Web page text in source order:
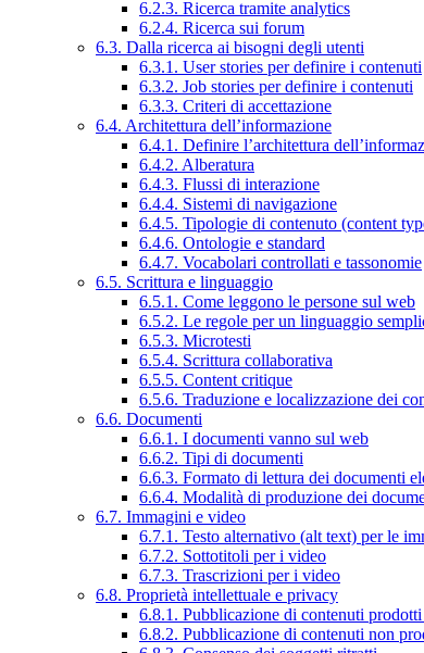
6.2.3. Ricerca tramite analytics
6.2.4. Ricerca sui forum
6.3. Dalla ricerca ai bisogni degli utenti
6.3.1. User stories per definire i contenuti
6.3.2. Job stories per definire i contenuti
6.3.3. Criteri di accettazione
6.4. Architettura dell’informazione
6.4.1. Definire l’architettura
6.4.2. Alberatura
6.4.3. Flussi di interazione
6.4.4. Sistemi di navigazione
6.4.5. Tipologie di contenuto (content
6.4.6. Ontologie e standard
6.4.7. Vocabolari controllati e tassonomie
6.5. Scrittura e linguaggio
6.5.1. Come leggono le persone sul web
6.5.2. Le regole per un linguaggio
6.5.3. Microtesti
6.5.4. Scrittura collaborativa
6.5.5. Content critique
6.5.6. Traduzione e localizzazione dei
6.6. Documenti
6.6.1. I documenti vanno sul web
6.6.2. Tipi di documenti
6.6.3. Formato di lettura dei documenti
6.6.4. Modalità di produzione dei
6.7. Immagini e video
6.7.1. Testo alternativo (alt text) per le
6.7.2. Sottotitoli per i video
6.7.3. Trascrizioni per i video
6.8. Proprietà intellettuale e privacy
6.8.1. Pubblicazione di contenuti
6.8.2. Pubblicazione di contenuti non